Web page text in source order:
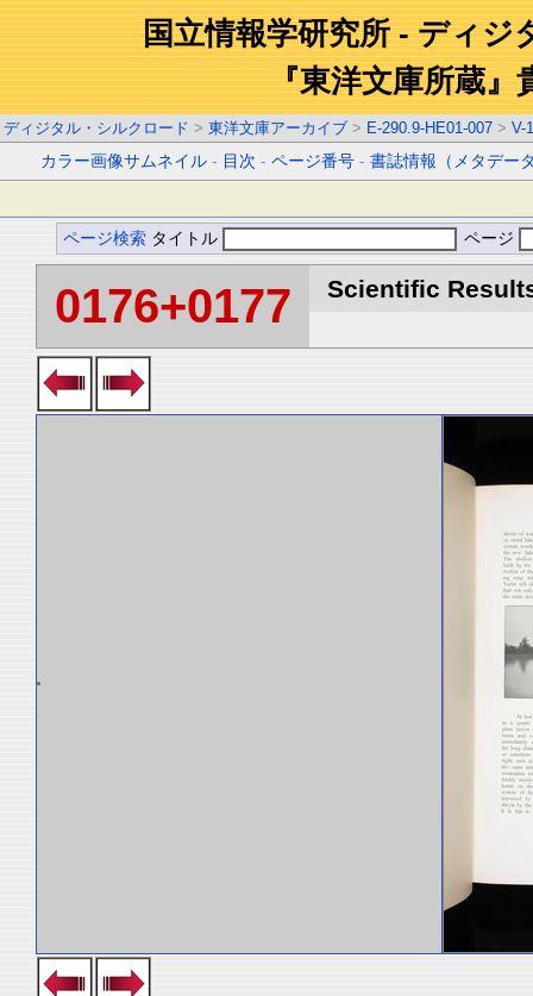
国立情報学研究所 - ディジ
『東洋文庫所蔵』
ディジタル・シルクロード > 東洋文庫アーカイブ > E-290.9-HE01-007 > V-1
カラー画像サムネイル - 目次 -ページ番号 -書誌情報（メタデー
ページ検索 タイトル ページ
0176+0177 Scientific